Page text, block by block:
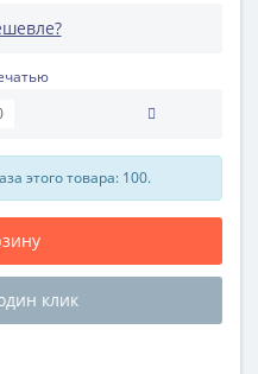
этого товара: 100.
клик